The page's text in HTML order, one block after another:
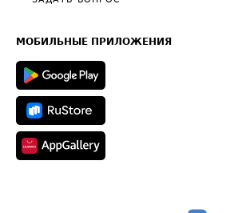
Техническая информация
МОБИЛЬНЫЕ ПРИЛОЖЕНИЯ